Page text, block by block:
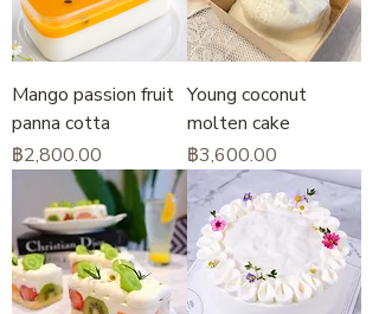
Mango passion fruit
panna cotta
ราคา
฿2,800.00
Young coconut
molten cake
ราคา
฿3,600.00